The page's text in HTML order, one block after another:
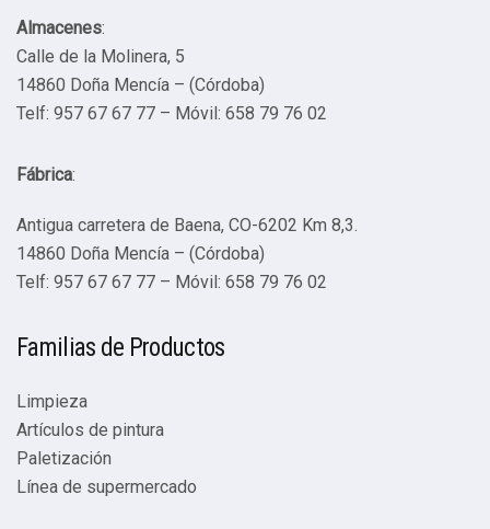
Almacenes:
Calle de la Molinera, 5
14860 Doña Mencía – (Córdoba)
Telf: 957 67 67 77 – Móvil: 658 79 76 02
Fábrica:
Antigua carretera de Baena, CO-6202 Km 8,3.
14860 Doña Mencía – (Córdoba)
Telf: 957 67 67 77 – Móvil: 658 79 76 02
Familias de Productos
Limpieza
Artículos de pintura
Paletización
Línea de supermercado